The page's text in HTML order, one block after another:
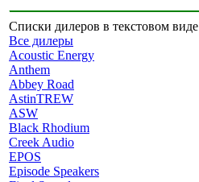
Списки дилеров в текстовом виде
Все дилеры
Acoustic Energy
Anthem
Abbey Road
AstinTREW
ASW
Black Rhodium
Creek Audio
EPOS
Episode Speakers